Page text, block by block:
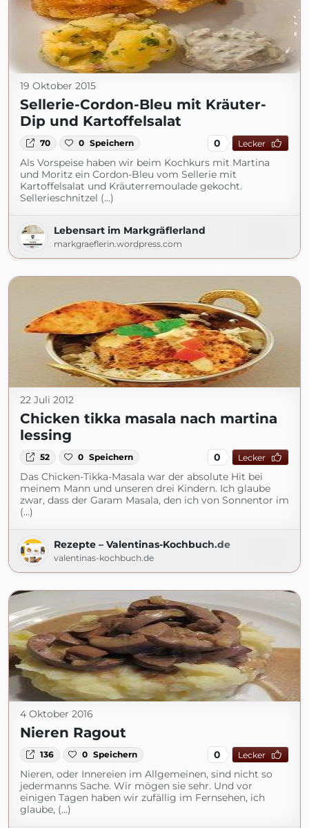
19 Oktober 2015
Sellerie-Cordon-Bleu mit Kräuter-
Dip und Kartoffelsalat
70 0 Speichern 0 Lecker
Als Vorspeise haben wir beim Kochkurs mit Martina
und Moritz ein Cordon-Bleu vom Sellerie mit
Kartoffelsalat und Kräuterremoulade gekocht.
Sellerieschnitzel (...)
Lebensart im Markgräflerland
markgraeflerin.wordpress.com
22 Juli 2012
Chicken tikka masala nach martina
lessing
52 0 Speichern 0 Lecker
Das Chicken-Tikka-Masala war der absolute Hit bei
meinem Mann und unseren drei Kindern. Ich glaube
zwar, dass der Garam Masala, den ich von Sonnentor im
(...)
Rezepte – Valentinas-Kochbuch.de
valentinas-kochbuch.de
4 Oktober 2016
Nieren Ragout
136 0 Speichern 0 Lecker
Nieren, oder Innereien im Allgemeinen, sind nicht so
jedermanns Sache. Wir mögen sie sehr. Und vor
einigen Tagen haben wir zufällig im Fernsehen, ich
glaube, (...)